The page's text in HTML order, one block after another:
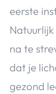
eerste
na te
dat je
gezond